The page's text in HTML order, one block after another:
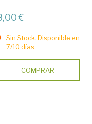
€
Sin Stock. Disponible en
7/10 días.
COMPRAR